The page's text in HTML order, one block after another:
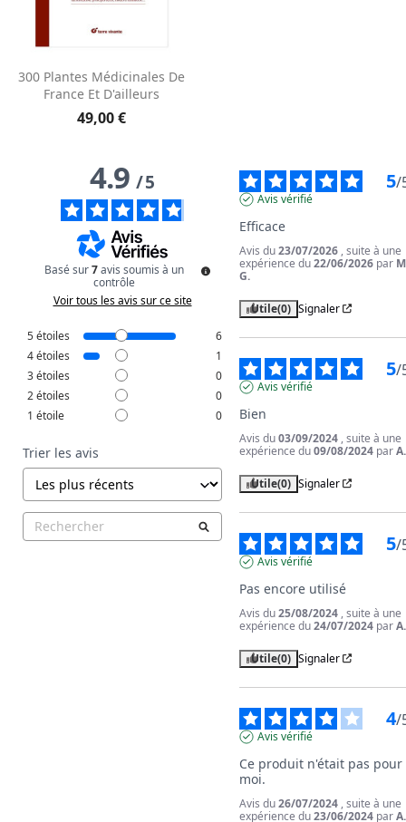
300 Plantes Médicinales De
France Et D'ailleurs
49,00 €
4.9/5
Basé sur7avis soumis à un
contrôle
Voir tous les avis sur ce site
5étoiles
6
4étoiles
1
3étoiles
0
2étoiles
0
1 étoile 0
Trier les avis
5/
Avis vérifié
Efficace
Avis du23/07/2026 , suite à une
expérience du22/06/2026 par
G.
Utile(0) Signaler
5/
Avis vérifié
Bien
Avis du03/09/2024 , suite à une
expérience du09/08/2024 par
Utile(0) Signaler
5/
Avis vérifié
Pas encore utilisé
Avis du25/08/2024 , suite à une
expérience du24/07/2024 par
Utile(0) Signaler
4/
Avis vérifié
Ce produit n'était pas pour
moi.
Avis du26/07/2024 , suite à une
expérience du23/06/2024 par